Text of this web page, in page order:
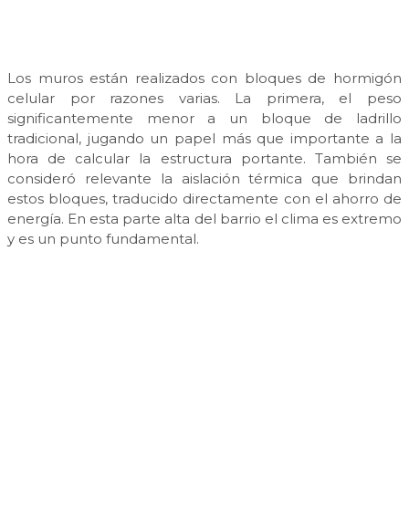
Los muros están realizados con bloques de hormigón
celular por razones varias. La primera, el peso
significantemente menor a un bloque de ladrillo
tradicional, jugando un papel más que importante a la
hora de calcular la estructura portante. También se
consideró relevante la aislación térmica que brindan
estos bloques, traducido directamente con el ahorro de
energía. En esta parte alta del barrio el clima es extremo
y es un punto fundamental.